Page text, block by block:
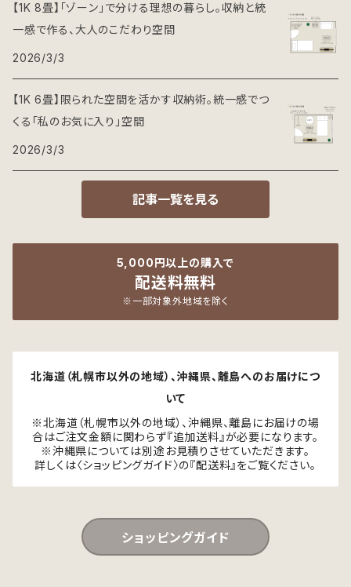
【1K 8畳】「ゾーン」で分ける理想の暮らし。収納と統
一感で作る、大人のこだわり空間
2026/3/3
【1K 6畳】限られた空間を活かす収納術。統一感でつ
くる「私のお気に入り」空間
2026/3/3
記事一覧を見る
5,000円以上の購入で
配送料無料
※一部対象外地域を除く
北海道（札幌市以外の地域）、沖縄県、離島へのお届けにつ
いて
※北海道（札幌市以外の地域）、沖縄県、離島にお届けの場
合はご注文金額に関わらず『追加送料』が必要になります。
※沖縄県については別途お見積りさせていただきます。
詳しくは〈ショッピングガイド〉の『配送料』をご覧ください。
ショッピングガイド